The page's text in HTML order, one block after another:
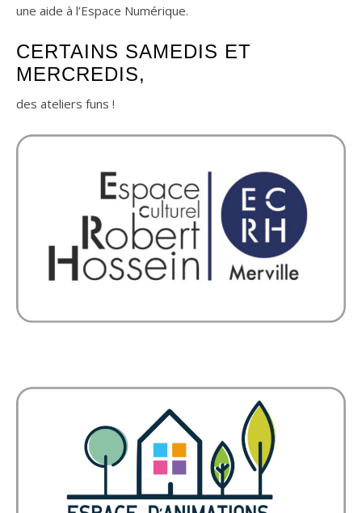
une aide à l’Espace Numérique.
CERTAINS SAMEDIS ET
MERCREDIS,
des ateliers funs !